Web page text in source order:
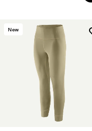
New